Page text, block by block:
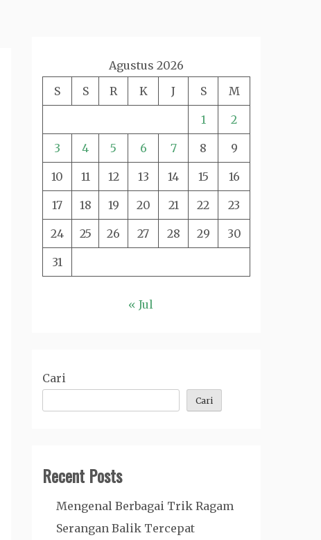
Agustus 2026
S
S R K J S M
1 2
3 4 5 6 7 8 9
10 11 12 13 14 15 16
17 18 19 20 21 22 23
24 25 26 27 28 29 30
31
« Jul
Cari
Cari
Recent Posts
Mengenal Berbagai Trik Ragam
Serangan Balik Tercepat